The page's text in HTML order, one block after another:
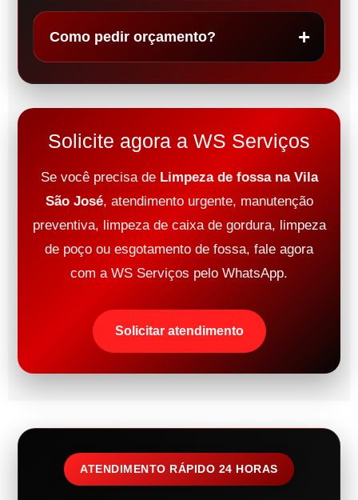
Como pedir orçamento?
Solicite agora a WS Serviços
Se você precisa de Limpeza de fossa na Vila
São José, atendimento urgente, manutenção
preventiva, limpeza de caixa de gordura, limpeza
de poço ou esgotamento de fossa, fale agora
com a WS Serviços pelo WhatsApp.
Solicitar atendimento
ATENDIMENTO RÁPIDO 24 HORAS